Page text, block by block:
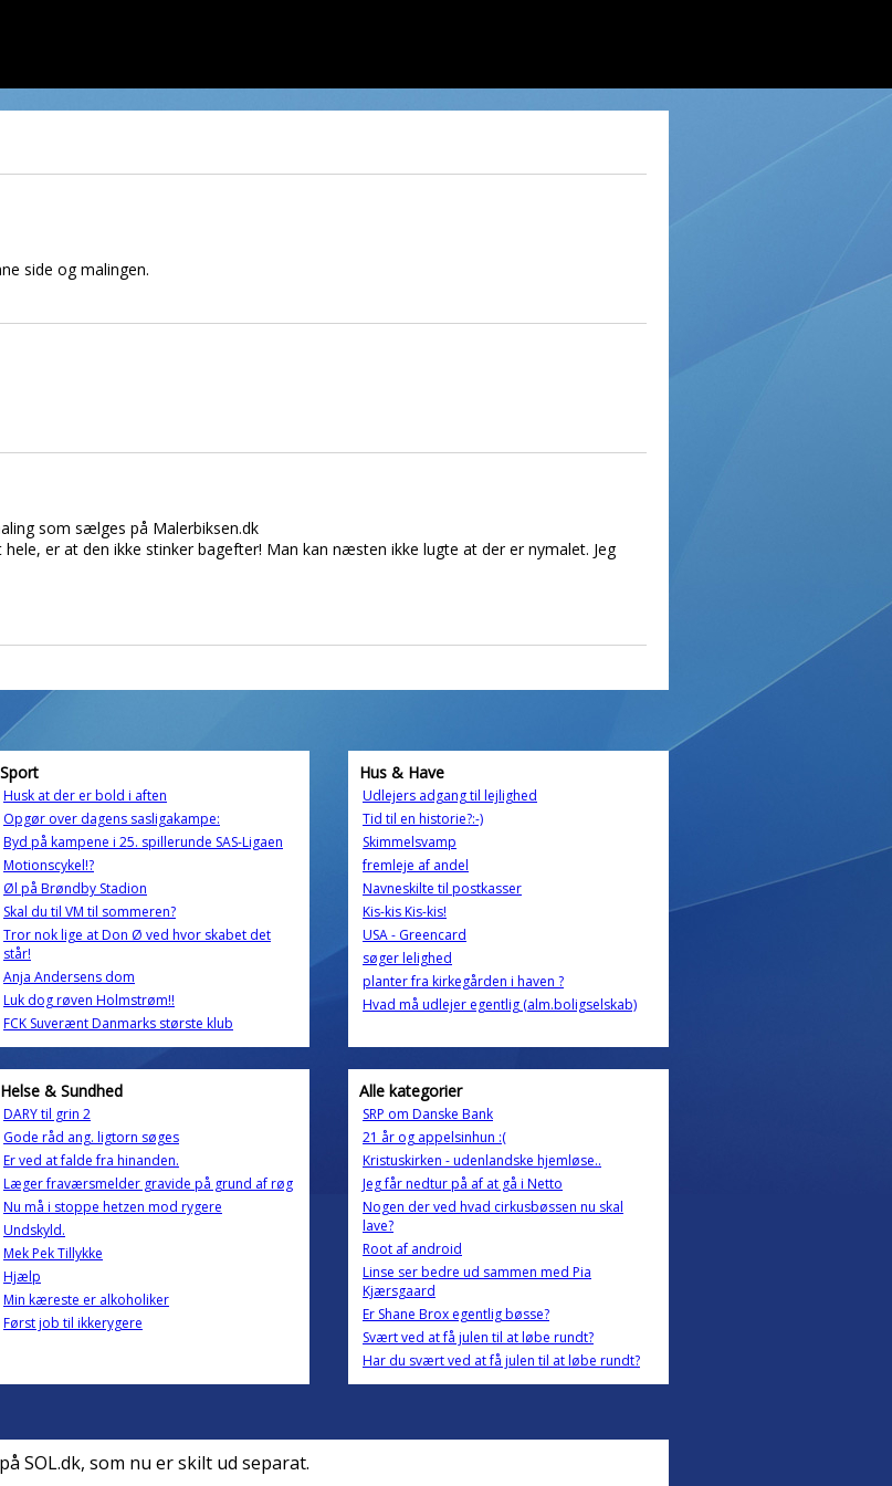
side og malingen.
som sælges på Malerbiksen.dk
er at den ikke stinker bagefter! Man kan næsten ikke lugte at der er nymalet. Jeg
Sport
Husk at der er bold i aften
Opgør over dagens sasligakampe:
Byd på kampene i 25. spillerunde SAS-Ligaen
Motionscykel!?
Øl på Brøndby Stadion
Skal du til VM til sommeren?
Tror nok lige at Don Ø ved hvor skabet det
står!
Anja Andersens dom
Luk dog røven Holmstrøm!!
FCK Suverænt Danmarks største klub
Hus & Have
Udlejers adgang til lejlighed
Tid til en historie?:-)
Skimmelsvamp
fremleje af andel
Navneskilte til postkasser
Kis-kis Kis-kis!
USA - Greencard
søger lelighed
planter fra kirkegården i haven ?
Hvad må udlejer egentlig (alm.boligselskab)
Helse & Sundhed
DARY til grin 2
Gode råd ang. ligtorn søges
Er ved at falde fra hinanden.
Læger fraværsmelder gravide på grund af røg
Nu må i stoppe hetzen mod rygere
Undskyld.
Mek Pek Tillykke
Hjælp
Min kæreste er alkoholiker
Først job til ikkerygere
Alle kategorier
SRP om Danske Bank
21 år og appelsinhun :(
Kristuskirken - udenlandske hjemløse..
Jeg får nedtur på af at gå i Netto
Nogen der ved hvad cirkusbøssen nu skal
lave?
Root af android
Linse ser bedre ud sammen med Pia
Kjærsgaard
Er Shane Brox egentlig bøsse?
Svært ved at få julen til at løbe rundt?
Har du svært ved at få julen til at løbe rundt?
SOL.dk, som nu er skilt ud separat.